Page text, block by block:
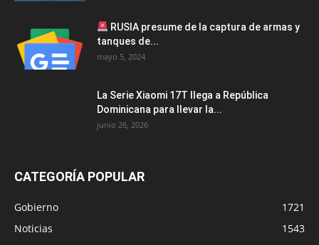
RUSIA presume de la captura de armas y
tanques de...
mayo 5, 2024
La Serie Xiaomi 17T llega a República
Dominicana para llevar la...
junio 26, 2026
CATEGORÍA POPULAR
Gobierno
1721
Noticias
1543